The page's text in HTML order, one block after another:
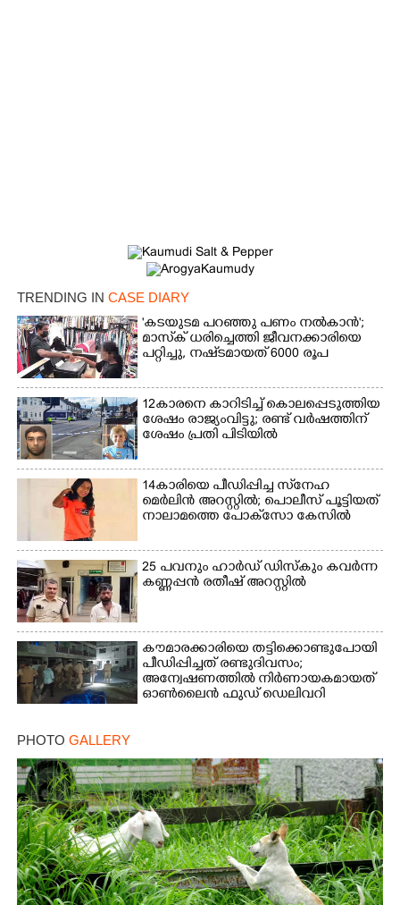
TRENDING IN CASE DIARY
'കടയുടമ പറഞ്ഞു പണം നൽകാൻ';
മാസ്‌ക് ധരിച്ചെത്തി ജീവനക്കാരിയെ
പറ്റിച്ചു, നഷ്‌ടമായത് 6000 രൂപ
12കാരനെ കാറിടിച്ച് കൊലപ്പെടുത്തിയ
ശേഷം രാജ്യംവിട്ടു; രണ്ട് വർഷത്തിന്
ശേഷം പ്രതി പിടിയിൽ
14കാരിയെ പീഡിപ്പിച്ച സ്‌നേഹ
മെർലിൻ അറസ്റ്റിൽ; പൊലീസ് പൂട്ടിയത്
നാലാമത്തെ പോക്‌സോ കേസിൽ
25 പവനും ഹാർഡ് ഡിസ്കും കവർന്ന
കണ്ണപ്പൻ രതീഷ് അറസ്റ്റിൽ
കൗമാരക്കാരിയെ തട്ടിക്കൊണ്ടുപോയി
പീഡിപ്പിച്ചത് രണ്ടുദിവസം;
അന്വേഷണത്തിൽ നിർണായകമായത്
ഓൺലൈൻ ഫുഡ് ഡെലിവറി
PHOTO GALLERY
Share this link